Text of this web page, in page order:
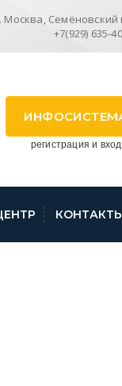
Москва,
+7(929) 635-
регистрация и вход